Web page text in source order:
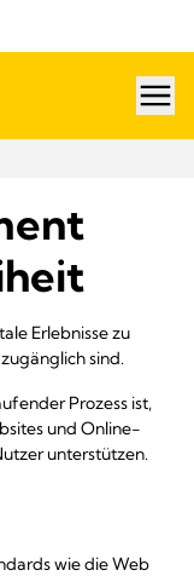
Erlebnisse zu
sind.
Prozess ist,
und Online-
unterstützen.
wie die Web